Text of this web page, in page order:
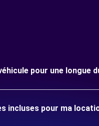
pour une longue
incluses pour ma